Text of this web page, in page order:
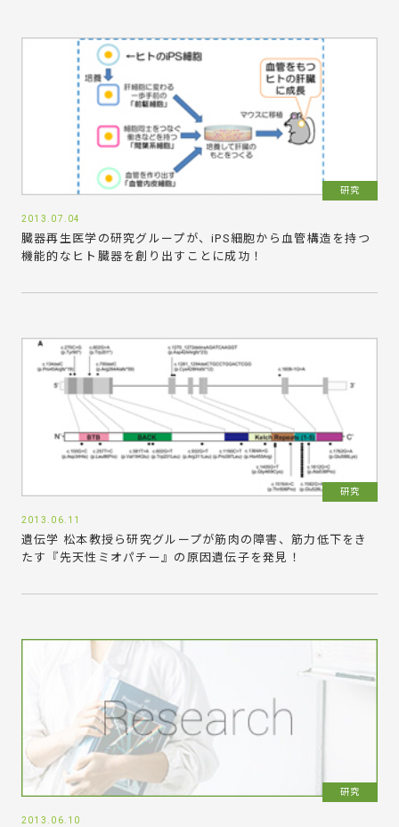
研究
2013.07.04
臓器再生医学の研究グループが、iPS細胞から血管構造を持つ
機能的なヒト臓器を創り出すことに成功！
研究
2013.06.11
遺伝学 松本教授ら研究グループが筋肉の障害、筋力低下をき
たす『先天性ミオパチー』の原因遺伝子を発見！
研究
2013.06.10